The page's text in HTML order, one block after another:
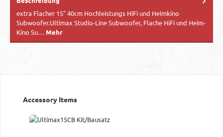
extra Flacher 15" 40cm Hochleistungs HiFi und Heimkino
Subwoofer.Ultimax Studio-Line Subwoofer, Flache HiFi und Heim-
Kino Su… Mehr
Produktgalerie überspringen
Accessory Items